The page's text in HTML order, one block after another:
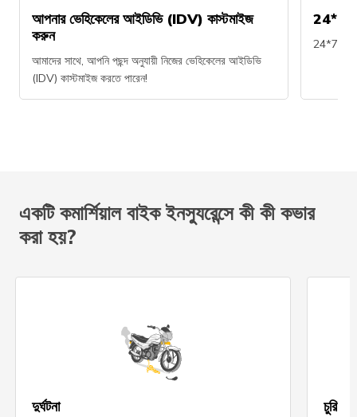
আপনার ভেহিকেলের আইডিভি (IDV) কাস্টমাইজ
করুন
আমাদের সাথে, আপনি পছন্দ অনুযায়ী নিজের ভেহিকেলের আইডিভি
(IDV) কাস্টমাইজ করতে পারেন!
24*7
24*7 কল
একটি কমার্শিয়াল বাইক ইনস্যুরেন্সে কী কী কভার
করা হয়?
দুর্ঘটনা চুরি